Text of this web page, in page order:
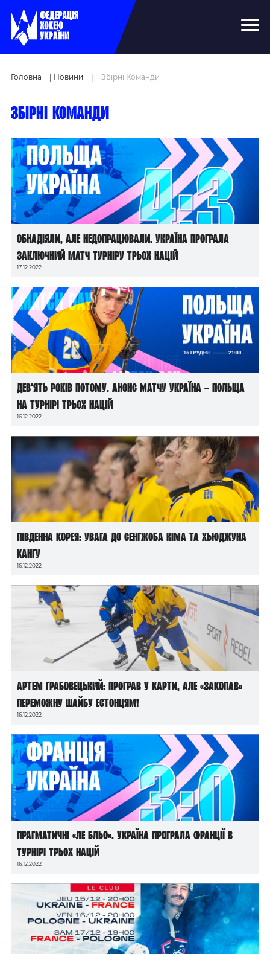
Головна Новини Збірні Команди
Збірні команди
Обнадіяли, але недопрацювали. Україна програла
заключний матч Турніру трьох націй
17.12.2022
Дев’ять років потому. Анонс матчу Україна – Польща
на Турнірі трьох націй
16.12.2022
Південна Корея: увага до Сенгжоба Кіма та Хьюджуна
Кангу
16.12.2022
Артем Грабовецький: програв у карти, але «закопав»
переможну шайбу естонцям!
16.12.2022
Прагматичні «Ле бльо». Україна програла Франції в
Турнірі трьох націй
16.12.2022